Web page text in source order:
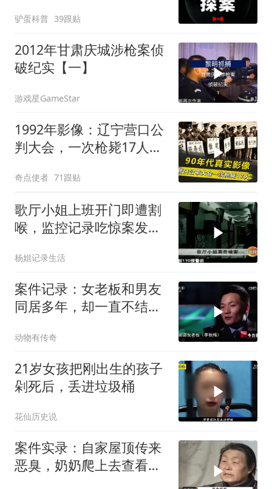
驴蛋科普 39跟贴
2012年甘肃庆城涉枪案侦
破纪实【一】
游戏星GameStar
1992年影像：辽宁营口公
判大会，一次枪毙17人，
奇点使者 71跟贴
歌厅小姐上班开门即遭割
喉，监控记录吃惊案发全
杨姐记录生活
案件记录：女老板和男友
同居多年，却一直不结
动物有传奇
21岁女孩把刚出生的孩子
剁死后，丢进垃圾桶
花仙历史说
案件实录：自家屋顶传来
恶臭，奶奶爬上去查看，